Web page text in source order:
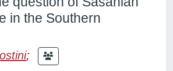
in the Southern
;